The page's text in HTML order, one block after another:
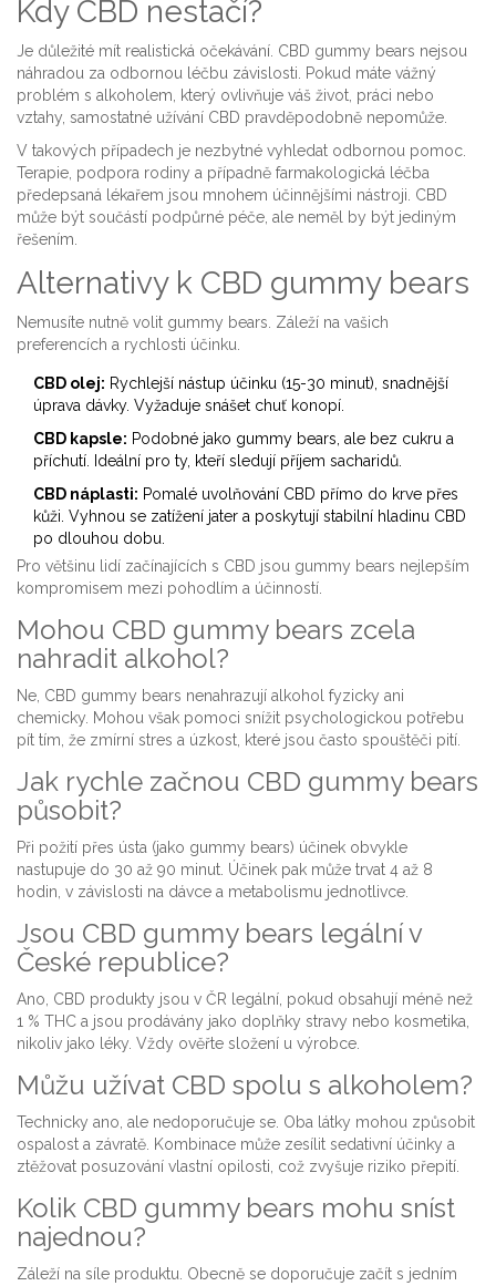
Kdy CBD nestačí?
Je důležité mít realistická očekávání. CBD gummy bears nejsou
náhradou za odbornou léčbu závislosti. Pokud máte vážný
problém s alkoholem, který ovlivňuje váš život, práci nebo
vztahy, samostatné užívání CBD pravděpodobně nepomůže.
V takových případech je nezbytné vyhledat odbornou pomoc.
Terapie, podpora rodiny a případně farmakologická léčba
předepsaná lékařem jsou mnohem účinnějšími nástroji. CBD
může být součástí podpůrné péče, ale neměl by být jediným
řešením.
Alternativy k CBD gummy bears
Nemusíte nutně volit gummy bears. Záleží na vašich
preferencích a rychlosti účinku.
CBD olej: Rychlejší nástup účinku (15-30 minut), snadnější
úprava dávky. Vyžaduje snášet chuť konopí.
CBD kapsle: Podobné jako gummy bears, ale bez cukru a
příchutí. Ideální pro ty, kteří sledují příjem sacharidů.
CBD náplasti: Pomalé uvolňování CBD přímo do krve přes
kůži. Vyhnou se zatížení jater a poskytují stabilní hladinu CBD
po dlouhou dobu.
Pro většinu lidí začínajících s CBD jsou gummy bears nejlepším
kompromisem mezi pohodlím a účinností.
Mohou CBD gummy bears zcela
nahradit alkohol?
Ne, CBD gummy bears nenahrazují alkohol fyzicky ani
chemicky. Mohou však pomoci snížit psychologickou potřebu
pít tím, že zmírní stres a úzkost, které jsou často spouštěči pití.
Jak rychle začnou CBD gummy bears
působit?
Při požití přes ústa (jako gummy bears) účinek obvykle
nastupuje do 30 až 90 minut. Účinek pak může trvat 4 až 8
hodin, v závislosti na dávce a metabolismu jednotlivce.
Jsou CBD gummy bears legální v
České republice?
Ano, CBD produkty jsou v ČR legální, pokud obsahují méně než
1 % THC a jsou prodávány jako doplňky stravy nebo kosmetika,
nikoliv jako léky. Vždy ověřte složení u výrobce.
Můžu užívat CBD spolu s alkoholem?
Technicky ano, ale nedoporučuje se. Oba látky mohou způsobit
ospalost a závratě. Kombinace může zesílit sedativní účinky a
ztěžovat posuzování vlastní opilosti, což zvyšuje riziko přepití.
Kolik CBD gummy bears mohu sníst
najednou?
Záleží na síle produktu. Obecně se doporučuje začít s jedním